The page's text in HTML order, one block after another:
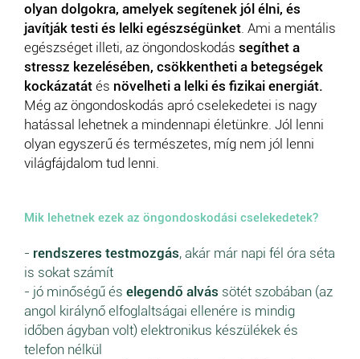
olyan dolgokra, amelyek segítenek jól élni, és
javítják testi és lelki egészségünket. Ami a mentális
egészséget illeti, az öngondoskodás segíthet a
stressz kezelésében, csökkentheti a betegségek
kockázatát és növelheti a lelki és fizikai energiát.
Még az öngondoskodás apró cselekedetei is nagy
hatással lehetnek a mindennapi életünkre. Jól lenni
olyan egyszerű és természetes, míg nem jól lenni
világfájdalom tud lenni.
Mik lehetnek ezek az öngondoskodási cselekedetek?
- rendszeres testmozgás, akár már napi fél óra séta
is sokat számít
- jó minőségű és elegendő alvás sötét szobában (az
angol királynő elfoglaltságai ellenére is mindig
időben ágyban volt) elektronikus készülékek és
telefon nélkül